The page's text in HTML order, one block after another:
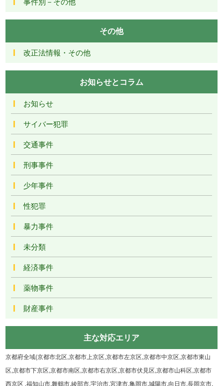
その他
改正法情報・その他
お知らせとコラム
お知らせ
サイバー犯罪
交通事件
刑事事件
少年事件
性犯罪
暴力事件
未分類
経済事件
薬物事件
財産事件
主な対応エリア
京都府全域(京都市北区,京都市上京区,京都市左京区,京都市中京区,京都市東山
区,京都市下京区,京都市南区,京都市右京区,京都市伏見区,京都市山科区,京都市
西京区 ,福知山市,舞鶴市,綾部市,宇治市,宮津市,亀岡市,城陽市,向日市,長岡京市,